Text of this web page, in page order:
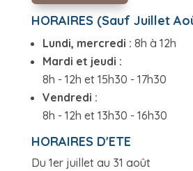
HORAIRES (Sauf Juillet
Lundi, mercredi : 8h à 12h
Mardi et jeudi :
8h - 12h et 15h30 - 17h30
Vendredi :
8h - 12h et 13h30 - 16h30
HORAIRES D'ETE
Du 1er juillet au 31 août